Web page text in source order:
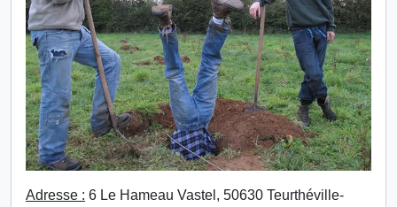
Adresse : 6 Le Hameau Vastel, 50630 Teurthéville-